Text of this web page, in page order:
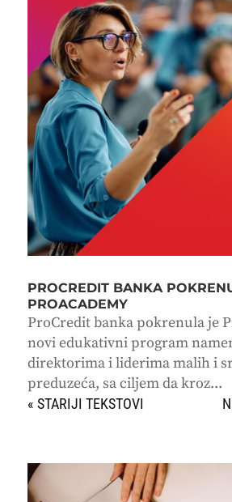
PROCREDIT BANKA
PROACADEMY
ProCredit banka pokrenula je
novi edukativni program
direktorima i liderima malih i
preduzeća, sa ciljem da kroz...
« STARIJI UNOSI